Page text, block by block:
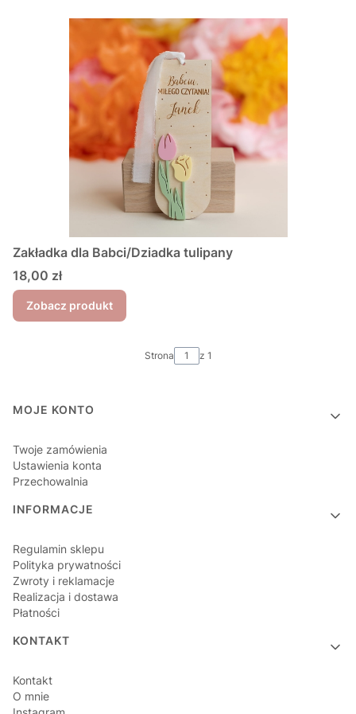
Zakładka dla Babci/Dziadka tulipany
Cena
18,00 zł
Zobacz produkt
Strona z 1
Linki w stopce
MOJE KONTO
Twoje zamówienia
Ustawienia konta
Przechowalnia
INFORMACJE
Regulamin sklepu
Polityka prywatności
Zwroty i reklamacje
Realizacja i dostawa
Płatności
KONTAKT
Kontakt
O mnie